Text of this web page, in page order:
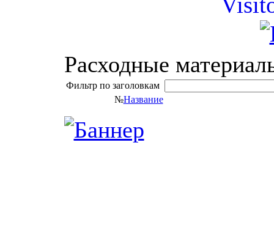
Расходные
Фильтр по заголовкам
№Название